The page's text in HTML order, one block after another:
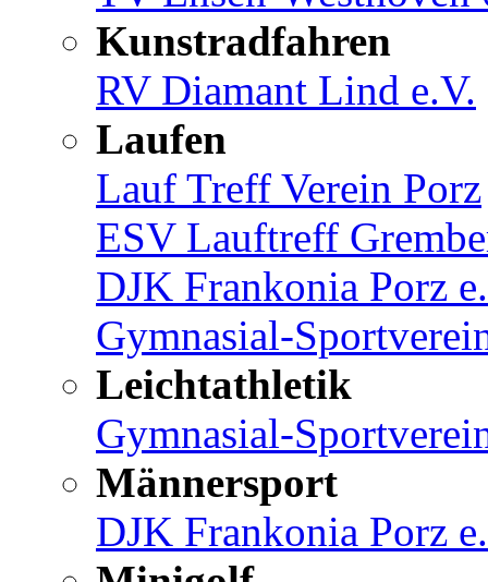
Kunstradfahren
RV Diamant Lind e.V.
Laufen
Lauf Treff Verein Porz
ESV Lauftreff
DJK Frankonia Porz
Gymnasial-
Leichtathletik
Gymnasial-
Männersport
DJK Frankonia Porz